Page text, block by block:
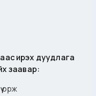
ирэх дуудлага
заавар:
орж